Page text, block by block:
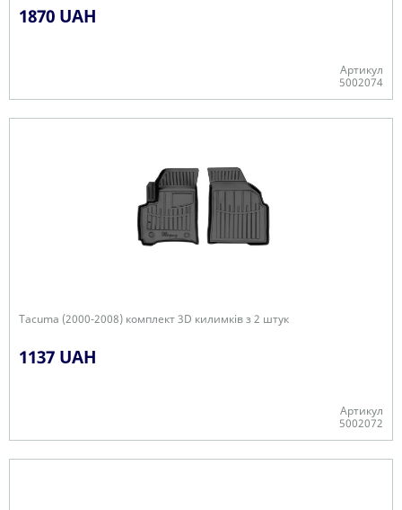
1870 UAH
Артикул
5002074
Tacuma (2000-2008) комплект 3D килимків з 2 штук
1137 UAH
Артикул
5002072